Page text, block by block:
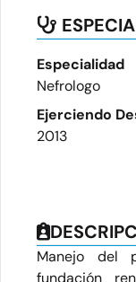
Especialidad
Nefrologo
Ejerciendo
2013
Manejo del
fundación